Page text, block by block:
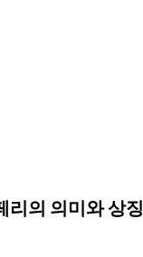
리의 의미와 상징